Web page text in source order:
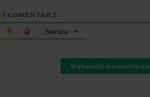
1 KOMENTARZ
Starsze
Wyświetl komentarze